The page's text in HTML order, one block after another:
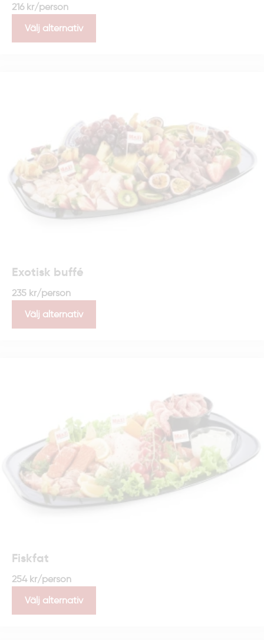
216 kr/person
Välj alternativ
Exotisk buffé
235 kr/person
Välj alternativ
Fiskfat
254 kr/person
Välj alternativ